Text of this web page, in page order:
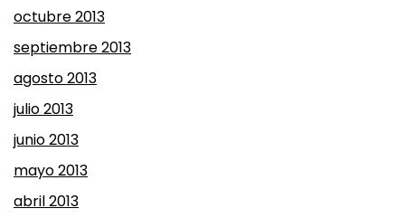
octubre 2013
septiembre 2013
agosto 2013
julio 2013
junio 2013
mayo 2013
abril 2013